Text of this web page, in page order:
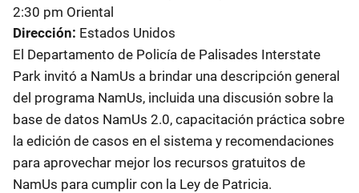
2:30 pm Oriental
Dirección Estados Unidos
El Departamento de Policía de Palisades Interstate
Park invitó a NamUs a brindar una descripción general
del programa NamUs, incluida una discusión sobre la
base de datos NamUs 2.0, capacitación práctica sobre
la edición de casos en el sistema y recomendaciones
para aprovechar mejor los recursos gratuitos de
NamUs para cumplir con la Ley de Patricia.